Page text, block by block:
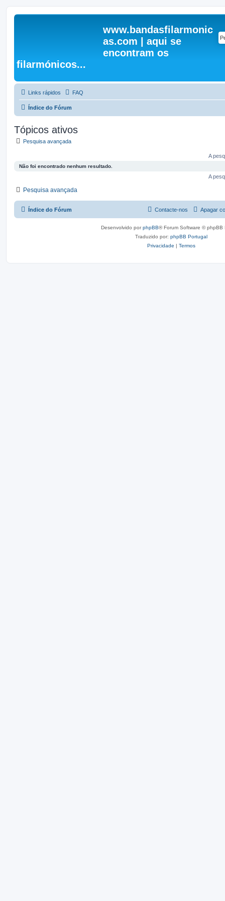
www.bandasfilarmonic
as.com | aqui se
encontram os
filarmónicos...
Links rápidos FAQ
Índice do Fórum
Tópicos ativos
Pesquisa avançada
A
Não foi encontrado nenhum resultado.
A
Pesquisa avançada
Índice do Fórum Apagar
Contacte-nos
Desenvolvido porphpBB® Forum Software © phpBB
Traduzido por: phpBB Portugal
Privacidade | Termos